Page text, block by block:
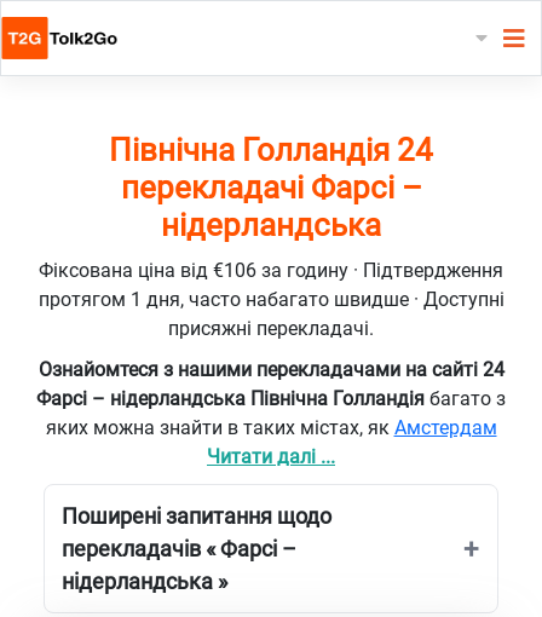
Північна Голландія 24
перекладачі Фарсі –
нідерландська
Фіксована ціна від €106 за годину · Підтвердження
протягом 1 дня, часто набагато швидше · Доступні
присяжні перекладачі.
Ознайомтеся з нашими перекладачами на сайті 24
Фарсі – нідерландська Північна Голландія багато з
яких можна знайти в таких містах, як Амстердам
Читати далі ...
Поширені запитання щодо
перекладачів « Фарсі –
нідерландська »